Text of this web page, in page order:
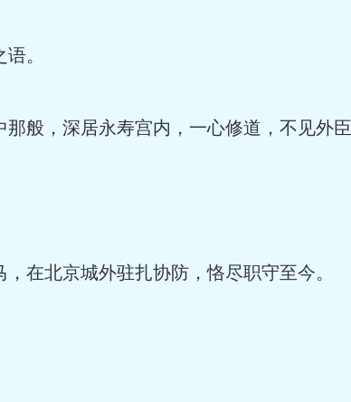
。
般，深居永寿宫内，一心修道，不见外臣
在北京城外驻扎协防，恪尽职守至今。